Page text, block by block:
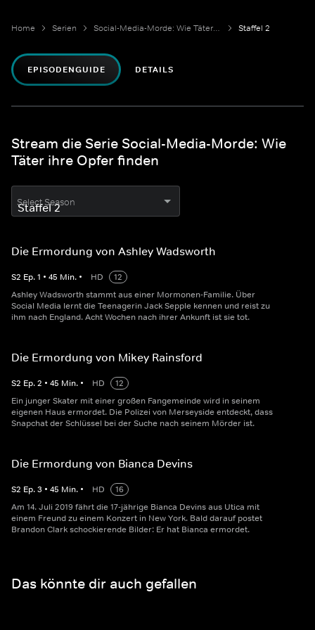
Home Serien Social-Media-Morde: Wie Täter ihre Opfer finden Staffel 2
EPISODENGUIDE DETAILS
Stream die Serie Social-Media-Morde: Wie
Täter ihre Opfer finden
Select Season
Die Ermordung von Ashley Wadsworth
S2 Ep.1 • 45 Min. • HD
12
Ashley Wadsworth stammt aus einer Mormonen-Familie. Über
Social Media lernt die Teenagerin Jack Sepple kennen und reist zu
ihm nach England. Acht Wochen nach ihrer Ankunft ist sie tot.
Die Ermordung von Mikey Rainsford
S2 Ep.2 • 45 Min. • HD
12
Ein junger Skater mit einer großen Fangemeinde wird in seinem
eigenen Haus ermordet. Die Polizei von Merseyside entdeckt, dass
Snapchat der Schlüssel bei der Suche nach seinem Mörder ist.
Die Ermordung von Bianca Devins
S2 Ep.3 • 45 Min. • HD
16
Am 14. Juli 2019 fährt die 17-jährige Bianca Devins aus Utica mit
einem Freund zu einem Konzert in New York. Bald darauf postet
Brandon Clark schockierende Bilder: Er hat Bianca ermordet.
Das könnte dir auch gefallen